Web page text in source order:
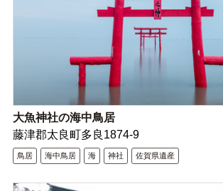
大魚神社の海中鳥居
藤津郡太良町多良1874-9
鳥居 海中鳥居 海 神社 佐賀県遺産